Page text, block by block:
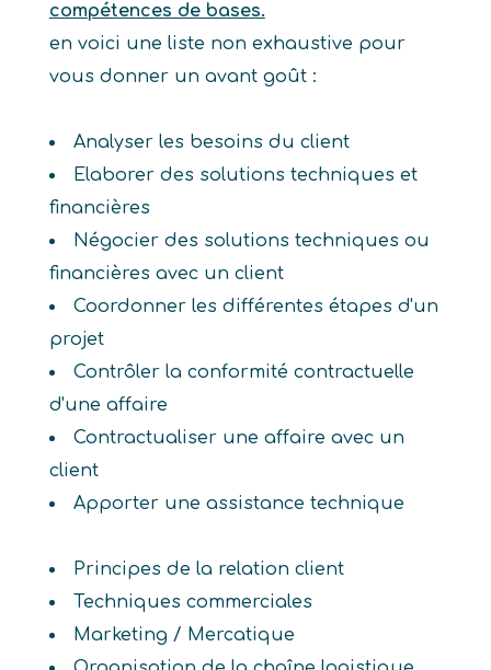
compétences de bases.
en voici une liste non exhaustive pour
vous donner un avant goût :
Analyser les besoins du client
Elaborer des solutions techniques et
financières
Négocier des solutions techniques ou
financières avec un client
Coordonner les différentes étapes d'un
projet
Contrôler la conformité contractuelle
d'une affaire
Contractualiser une affaire avec un
client
Apporter une assistance technique
Principes de la relation client
Techniques commerciales
Marketing / Mercatique